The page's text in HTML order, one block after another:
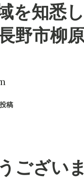
を知悉
野市柳
稿
ござい